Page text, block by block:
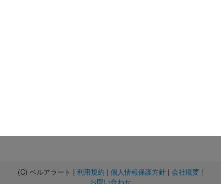
(C) ベルアラート | 利用規約 | 個人情報保護方針 | 会社概要 |
お問い合わせ